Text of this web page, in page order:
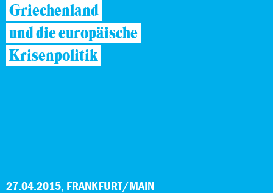
Griechenland
und die europäische
Krisenpolitik
27.04.2015, FRANKFURT/MAIN